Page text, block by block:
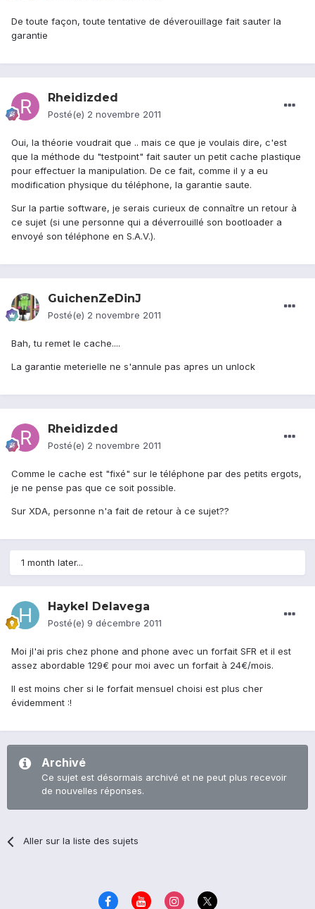
De toute façon, toute tentative de déverouillage fait sauter la
garantie
Rheidizded
Posté(e) 2 novembre 2011
Oui, la théorie voudrait que .. mais ce que je voulais dire, c'est
que la méthode du "testpoint" fait sauter un petit cache plastique
pour effectuer la manipulation. De ce fait, comme il y a eu
modification physique du téléphone, la garantie saute.
Sur la partie software, je serais curieux de connaître un retour à
ce sujet (si une personne qui a déverrouillé son bootloader a
envoyé son téléphone en S.A.V.).
GuichenZeDinJ
Posté(e) 2 novembre 2011
Bah, tu remet le cache....
La garantie meterielle ne s'annule pas apres un unlock
Rheidizded
Posté(e) 2 novembre 2011
Comme le cache est "fixé" sur le téléphone par des petits ergots,
je ne pense pas que ce soit possible.
Sur XDA, personne n'a fait de retour à ce sujet??
1 month later...
Haykel Delavega
Posté(e) 9 décembre 2011
Moi jl'ai pris chez phone and phone avec un forfait SFR et il est
assez abordable 129€ pour moi avec un forfait à 24€/mois.
Il est moins cher si le forfait mensuel choisi est plus cher
évidemment :!
Archivé
Ce sujet est désormais archivé et ne peut plus recevoir
de nouvelles réponses.
Aller sur la liste des sujets